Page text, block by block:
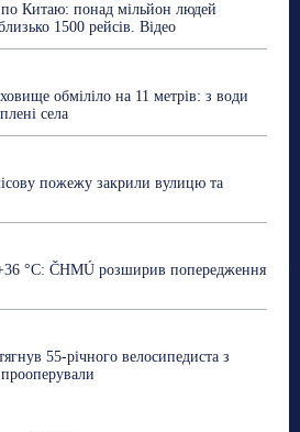
Китаю: понад мільйон людей
1500 рейсів. Відео
обміліло на 11 метрів: з води
села
пожежу закрили вулицю та
°C: ČHMÚ розширив попередження
55-річного велосипедиста з